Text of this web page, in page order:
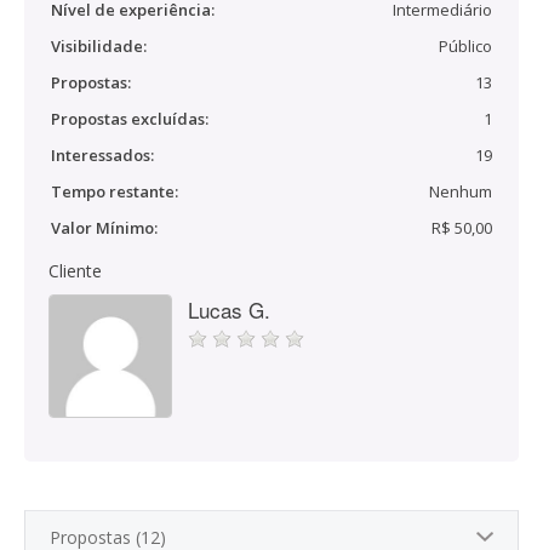
Nível de experiência:
Intermediário
Visibilidade:
Público
Propostas:
13
Propostas excluídas:
1
Interessados:
19
Tempo restante:
Nenhum
Valor Mínimo:
R$ 50,00
Cliente
Lucas G.
Propostas (12)